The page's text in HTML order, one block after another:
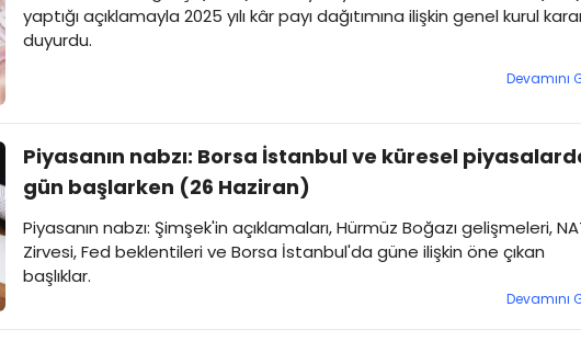
yaptığı açıklamayla 2025 yılı kâr payı dağıtımına ilişkin genel kurul
duyurdu.
Devamını
Piyasanın nabzı: Borsa İstanbul ve küresel
gün başlarken (26 Haziran)
Piyasanın nabzı: Şimşek'in açıklamaları, Hürmüz Boğazı gelişmeleri,
Zirvesi, Fed beklentileri ve Borsa İstanbul'da güne ilişkin öne çıkan
başlıklar.
Devamını